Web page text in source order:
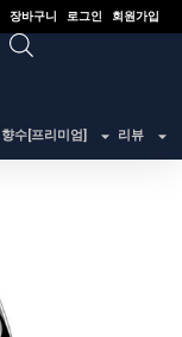
장바구니 로그인 회원가입
향수[프리미엄] 리뷰